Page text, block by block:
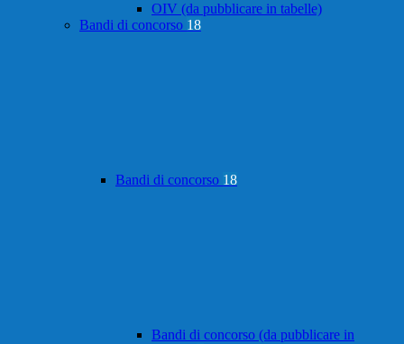
OIV (da pubblicare in tabelle)
Bandi di concorso 18
Bandi di concorso 18
Bandi di concorso (da pubblicare in